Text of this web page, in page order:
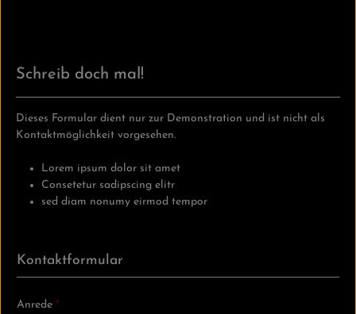
Schreib doch mal!
Dieses Formular dient nur zur Demonstration und ist nicht als
Kontaktmöglichkeit vorgesehen.
Lorem ipsum dolor sit amet
Consetetur sadipscing elitr
sed diam nonumy eirmod tempor
Kontaktformular
Anrede *